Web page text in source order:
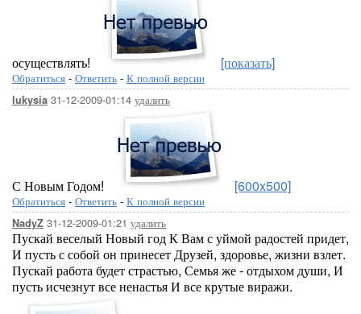
осуществлять! [показать]
Обратиться - Ответить - К полной версии
lukysia 31-12-2009-01:14 удалить
С Новым Годом! [600x500]
Обратиться - Ответить - К полной версии
NadyZ 31-12-2009-01:21 удалить
Пускай веселый Новый год К Вам с уймой радостей придет,
И пусть с собой он принесет Друзей, здоровье, жизни взлет.
Пускай работа будет страстью, Семья же - отдыхом души, И
пусть исчезнут все ненастья И все крутые виражи.